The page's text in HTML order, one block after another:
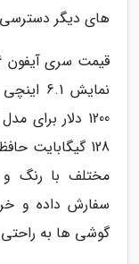
های دیگر دسترسی
128 گیگابایت
مختلف با رنگ
سفارش داده و
گوشی ها به